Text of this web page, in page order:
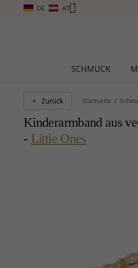
DE AT
PUNKTE SAMMELN, MEHR SEHEN – KLICKEN
SCHMUCK
< Zurück Startseite
Kinderarmband aus
- Little Ones